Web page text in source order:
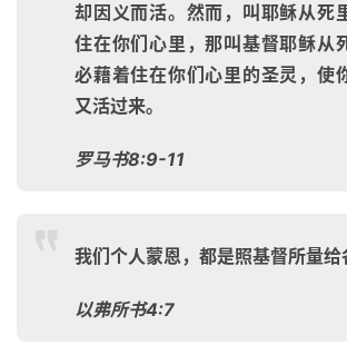
却因义而活。然而，叫耶稣从死
住在你们心里，那叫基督耶稣从
必藉着住在你们心里的圣灵，使
又活过来。
罗马书8:9-11
我们个人蒙恩，都是照基督所量给
以弗所书4:7